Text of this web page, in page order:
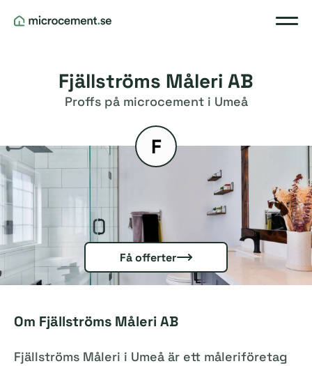
Fjällströms Måleri AB
Proffs på microcement i Umeå
F
Få offerter
Om Fjällströms Måleri AB
Fjällströms Måleri i Umeå är ett måleriföretag